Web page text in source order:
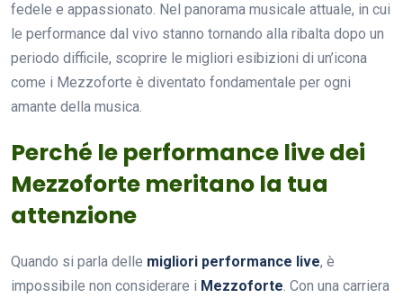
fedele e appassionato. Nel panorama musicale attuale, in cui
le performance dal vivo stanno tornando alla ribalta dopo un
periodo difficile, scoprire le migliori esibizioni di un’icona
come i Mezzoforte è diventato fondamentale per ogni
amante della musica.
Perché le performance live dei
Mezzoforte meritano la tua
attenzione
Quando si parla delle migliori performance live, è
impossibile non considerare i Mezzoforte. Con una carriera